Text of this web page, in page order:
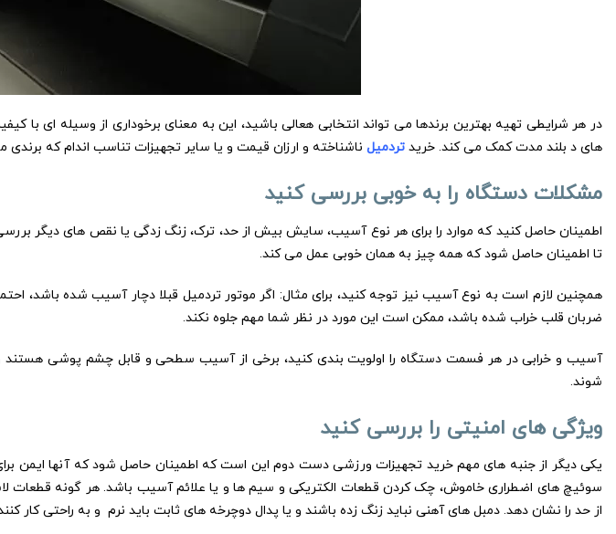
در هر شرایطی تهیه بهترین برندها می تواند انتخابی هعالی باشید، این به معنای برخوداری از وسیله ای با
های د بلند مدت کمک می کند. خرید تردمیل ناشناخته و ارزان قیمت و یا سایر تجهیزات تناسب اندام که برندی
مشکلات دستگاه را به خوبی بررسی کنید
اطمینان حاصل کنید که موارد را برای هر نوع آسیب، سایش بیش از حد، ترک، زنگ زدگی یا نقص های دیگر
تا اطمینان حاصل شود که همه چیز به همان خوبی عمل می کند.
همچنین لازم است به نوع آسیب نیز توجه کنید، برای مثال: اگر موتور تردمیل قبلا دچار آسیب شده باشد،
ضربان قلب خراب شده باشد، ممکن است این مورد در نظر شما مهم جلوه نکند.
آسیب و خرابی در هر فسمت دستگاه را اولویت بندی کنید، برخی از آسیب سطحی و قابل چشم پوشی هستند
شوند.
ویژگی های امنیتی را بررسی کنید
یکی دیگر از جنبه های مهم خرید تجهیزات ورزشی دست دوم این است که اطمینان حاصل شود که آنها ایمن
سوئیچ های اضطراری خاموش، چک کردن قطعات الکتریکی و سیم ها و یا علائم آسیب باشد. هر گونه قطعات
از حد را نشان دهد. دمبل های آهنی نباید زنگ زده باشند و یا پدال دوچرخه های ثابت باید نرم و به راحتی کار